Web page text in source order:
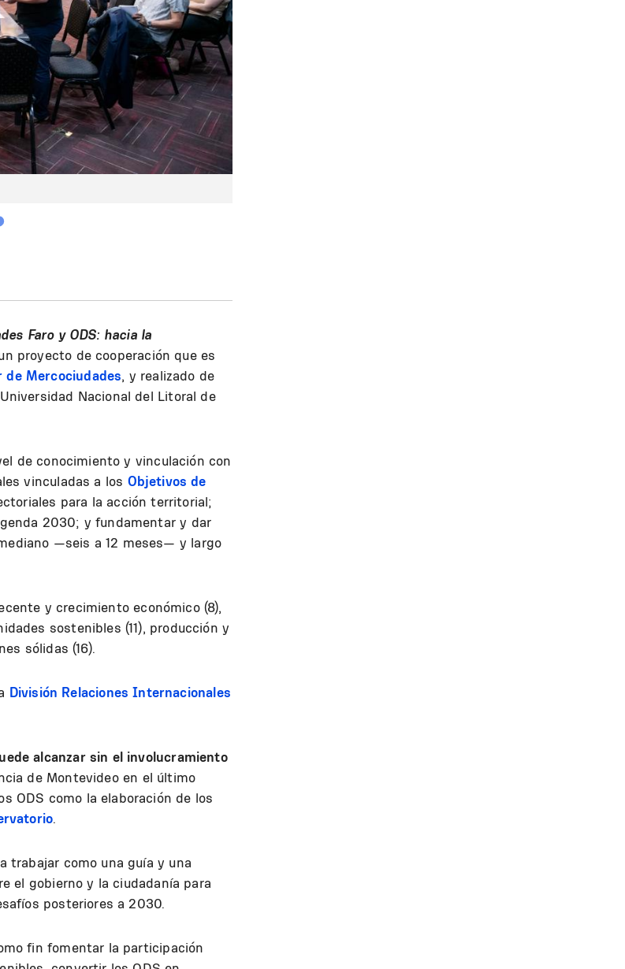
Faro y ODS: hacia la
proyecto de cooperación que es
de Mercociudades, y realizado de
Nacional del Litoral de
de conocimiento y vinculación con
vinculadas a los Objetivos de
para la acción territorial;
2030; y fundamentar y dar
—seis a 12 meses— y largo
y crecimiento económico (8),
sostenibles (11), producción y
sólidas (16).
División Relaciones Internacionales
alcanzar sin el involucramiento
de Montevideo en el último
ODS como la elaboración de los
.
trabajar como una guía y una
el gobierno y la ciudadanía para
posteriores a 2030.
fin fomentar la participación